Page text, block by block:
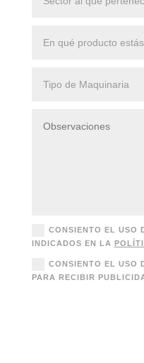
CONSIENTO EL USO
INDICADOS EN LA
CONSIENTO EL USO
PARA RECIBIR